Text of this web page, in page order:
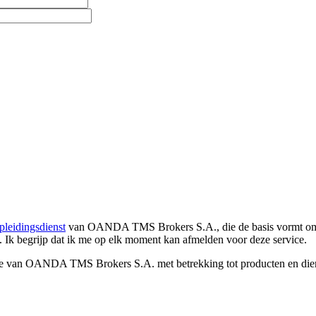
van OANDA TMS Brokers S.A., die de basis vormt
Ik begrijp dat ik me op elk moment kan afmelden voor deze service.
OANDA TMS Brokers S.A. met betrekking tot producten en